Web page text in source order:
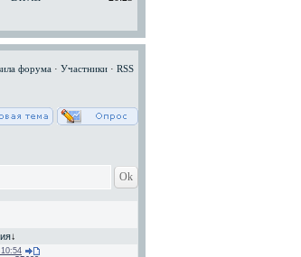
форума · Участники · RSS
↓